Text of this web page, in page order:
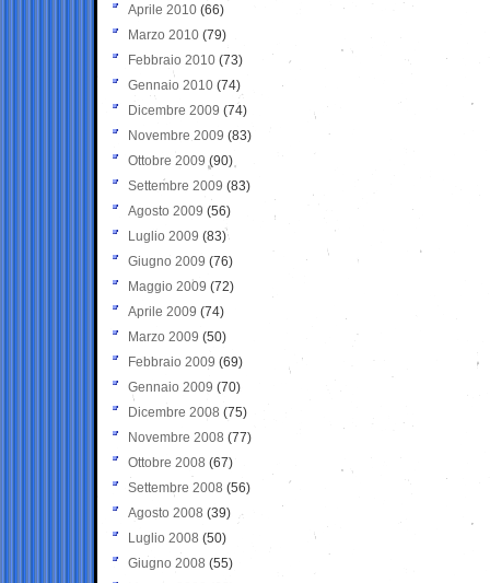
Aprile 2010 (66)
Marzo 2010 (79)
Febbraio 2010 (73)
Gennaio 2010 (74)
Dicembre 2009 (74)
Novembre 2009 (83)
Ottobre 2009 (90)
Settembre 2009 (83)
Agosto 2009 (56)
Luglio 2009 (83)
Giugno 2009 (76)
Maggio 2009 (72)
Aprile 2009 (74)
Marzo 2009 (50)
Febbraio 2009 (69)
Gennaio 2009 (70)
Dicembre 2008 (75)
Novembre 2008 (77)
Ottobre 2008 (67)
Settembre 2008 (56)
Agosto 2008 (39)
Luglio 2008 (50)
Giugno 2008 (55)